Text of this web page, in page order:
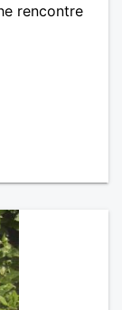
rencontre